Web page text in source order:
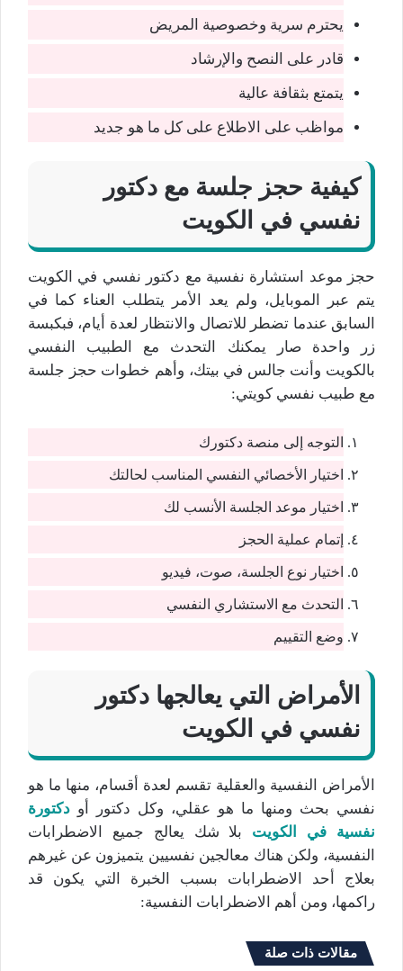
يحترم سرية وخصوصية المريض
قادر على النصح والإرشاد
يتمتع بثقافة عالية
مواظب على الاطلاع على كل ما هو جديد
كيفية حجز جلسة مع دكتور
نفسي في الكويت
حجز موعد استشارة نفسية مع دكتور نفسي في الكويت
يتم عبر الموبايل، ولم يعد الأمر يتطلب العناء كما في
السابق عندما تضطر للاتصال والانتظار لعدة أيام، فبكبسة
زر واحدة صار يمكنك التحدث مع الطبيب النفسي
بالكويت وأنت جالس في بيتك، وأهم خطوات حجز جلسة
مع طبيب نفسي كويتي:
التوجه إلى منصة دكتورك
اختيار الأخصائي النفسي المناسب لحالتك
اختيار موعد الجلسة الأنسب لك
إتمام عملية الحجز
اختيار نوع الجلسة، صوت، فيديو
التحدث مع الاستشاري النفسي
وضع التقييم
الأمراض التي يعالجها دكتور
نفسي في الكويت
الأمراض النفسية والعقلية تقسم لعدة أقسام، منها ما هو
نفسي بحث ومنها ما هو عقلي، وكل دكتور أو دكتورة
نفسية في الكويت بلا شك يعالج جميع الاضطرابات
النفسية، ولكن هناك معالجين نفسيين يتميزون عن غيرهم
بعلاج أحد الاضطرابات بسبب الخبرة التي يكون قد
راكمها، ومن أهم الاضطرابات النفسية:
مقالات ذات صلة